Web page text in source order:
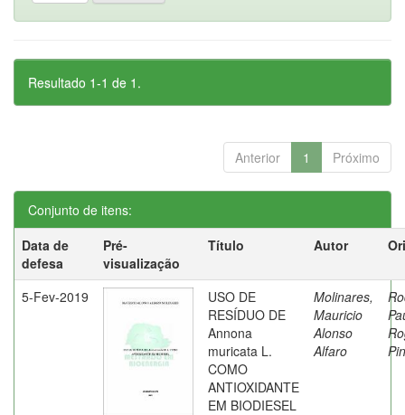
Resultado 1-1 de 1.
Anterior 1 Próximo
Conjunto de itens:
Data de
defesa
Pré-
visualização
Título Autor
5-Fev-2019
USO DE
RESÍDUO DE
Annona
muricata L.
COMO
ANTIOXIDANTE
EM BIODIESEL
Molinares,
Mauricio
Alonso
Alfaro